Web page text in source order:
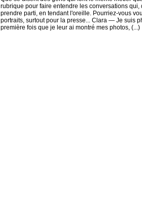
rubrique pour faire entendre les conversations
prendre parti, en tendant l'oreille. Pourriez-vous
portraits, surtout pour la presse... Clara — Je suis
première fois que je leur ai montré mes photos, (...)